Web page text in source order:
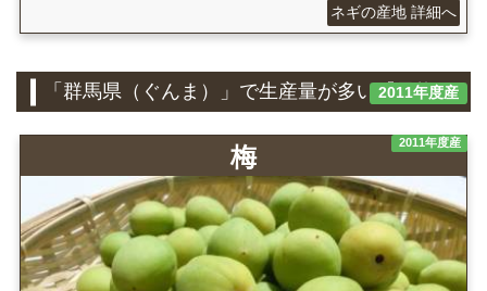
ネギの産地 詳細へ
2011年度産
「群馬県（ぐんま）」で生産量が多い『果物』
2011年度産
梅